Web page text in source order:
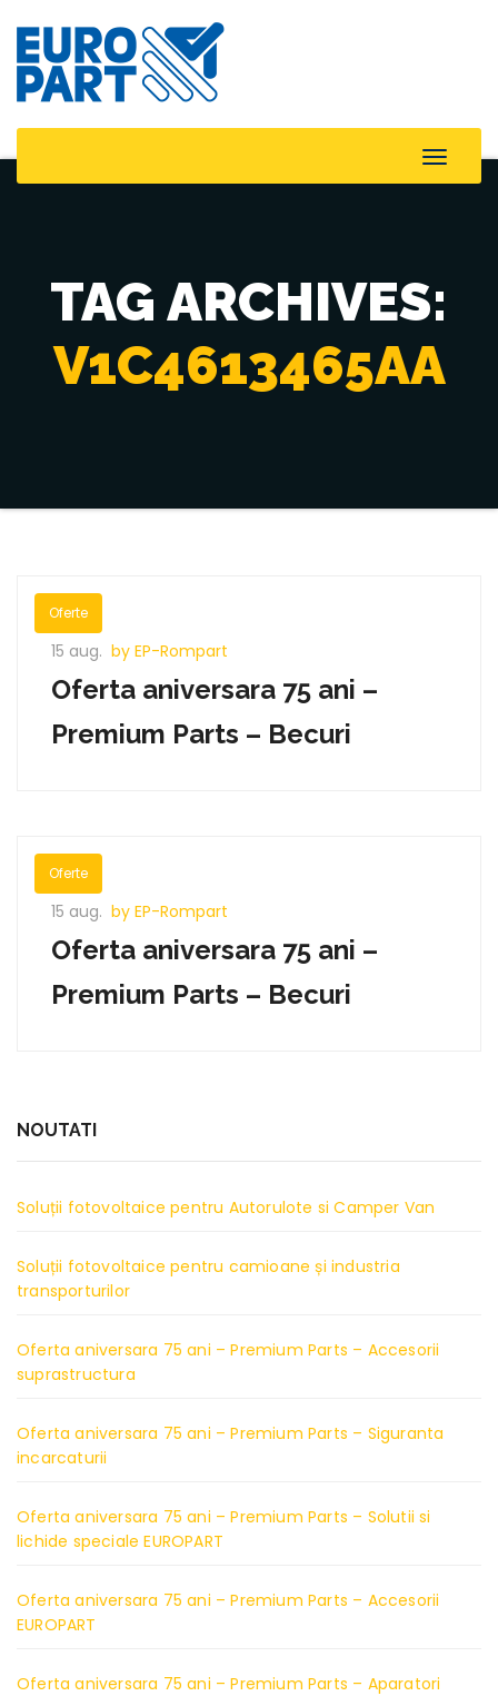
Toggle
TAG ARCHIVES:
V1C4613465AA
Oferte
15 aug. by EP-Rompart
Oferta aniversara 75 ani –
Premium Parts – Becuri
Oferte
15 aug. by EP-Rompart
Oferta aniversara 75 ani –
Premium Parts – Becuri
NOUTATI
Soluții fotovoltaice pentru Autorulote si Camper Van
Soluții fotovoltaice pentru camioane și industria
transporturilor
Oferta aniversara 75 ani – Premium Parts – Accesorii
suprastructura
Oferta aniversara 75 ani – Premium Parts – Siguranta
incarcaturii
Oferta aniversara 75 ani – Premium Parts – Solutii si
lichide speciale EUROPART
Oferta aniversara 75 ani – Premium Parts – Accesorii
EUROPART
Oferta aniversara 75 ani – Premium Parts – Aparatori